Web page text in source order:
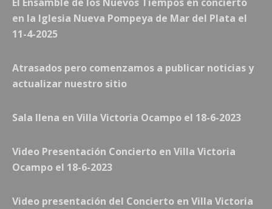
D
en la Iglesia Nueva Pompeya de Mar del Plata el
11-4-2025
Atrasados pero comenzamos a publicar noticias y
actualizar nuestro sitio
Sala llena en Villa Victoria Ocampo el 18-6-2023
Video Presentación Concierto en Villa Victoria
Ocampo el 18-6-2023
Video presentación del Concierto en Villa Victoria